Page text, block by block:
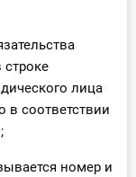
лица
в соответствии
номер и